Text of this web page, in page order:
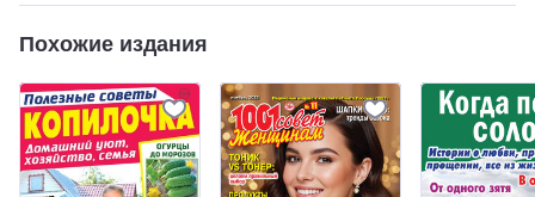
Похожие издания